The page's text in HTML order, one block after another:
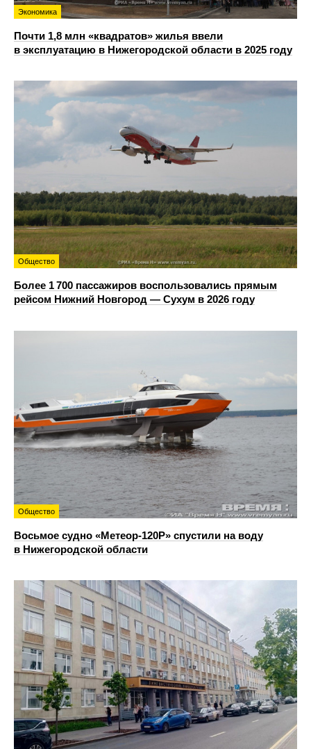
Экономика
Почти 1,8 млн «квадратов» жилья ввели
в эксплуатацию в Нижегородской области в 2025 году
Общество
Более 1 700 пассажиров воспользовались прямым
рейсом Нижний Новгород — Сухум в 2026 году
Общество
Восьмое судно «Метеор-120Р» спустили на воду
в Нижегородской области